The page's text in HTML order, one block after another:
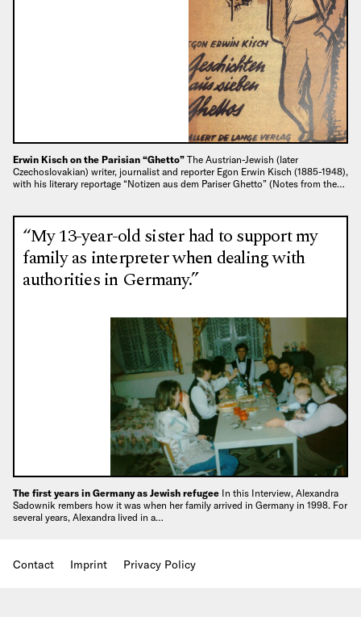
Erwin Kisch on the Parisian “Ghetto” The Austrian-Jewish (later
Czechoslovakian) writer, journalist and reporter Egon Erwin Kisch (1885-1948),
with his literary reportage “Notizen aus dem Pariser Ghetto” (Notes from the…
“My 13-year-old sister had to support my
family as interpreter when dealing with
authorities in Germany.”
The first years in Germany as Jewish refugee In this Interview, Alexandra
Sadownik rembers how it was when her family arrived in Germany in 1998. For
several years, Alexandra lived in a…
Contact Imprint Privacy Policy